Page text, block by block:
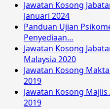
Jawatan Kosong
Januari 2024
Panduan Ujian
Penyediaan…
Jawatan Kosong
Malaysia 2020
Jawatan Kosong
2019
Jawatan Kosong
2019